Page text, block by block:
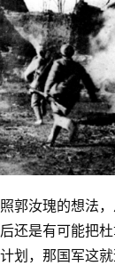
郭汝瑰的想法，
还是有可能把杜
划，那国军这